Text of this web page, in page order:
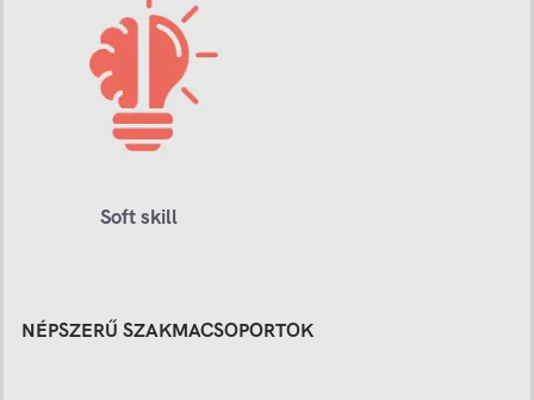
Soft skill
NÉPSZERŰ SZAKMACSOPORTOK